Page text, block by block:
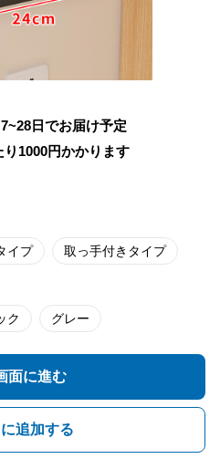
日でお届け予定
1000円かかります
イプ 取っ手付きタイプ
ク グレー
面に進む
追加する